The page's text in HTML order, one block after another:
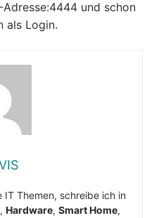
und schon
als Login.
Themen, schreibe ich in
, Hardware, Smart Home,